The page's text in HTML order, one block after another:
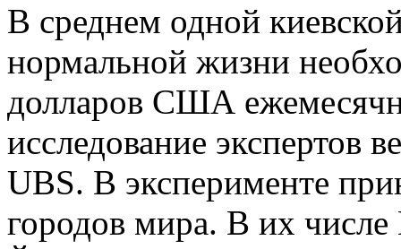
В среднем одной
нормальной жизни
долларов США
исследование экспертов
UBS. В эксперименте
городов мира. В их